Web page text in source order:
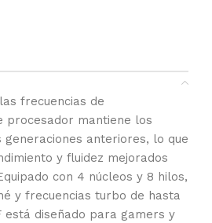
frecuencias de
procesador mantiene los
generaciones anteriores, lo que
y fluidez mejorados
con 4 núcleos y 8 hilos,
y frecuencias turbo de hasta
está diseñado para gamers y